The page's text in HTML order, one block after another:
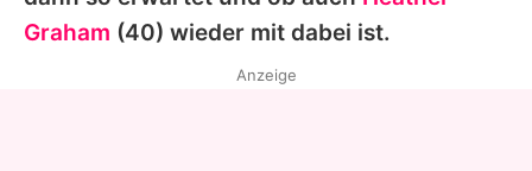
Graham (40) wieder mit dabei ist.
Anzeige